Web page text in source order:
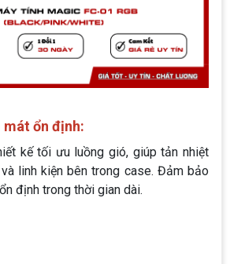
mát ổn định:
kế tối ưu luồng gió, giúp tản nhiệt
linh kiện bên trong case. Đảm bảo
định trong thời gian dài.